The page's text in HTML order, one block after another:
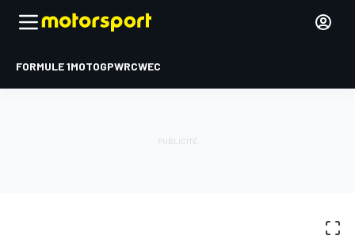
FORMULE 1MOTOGPWRCWEC